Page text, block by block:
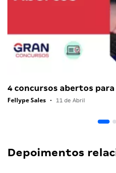
4 concursos abertos
Fellype Sales • 11 de Abril
Depoimentos